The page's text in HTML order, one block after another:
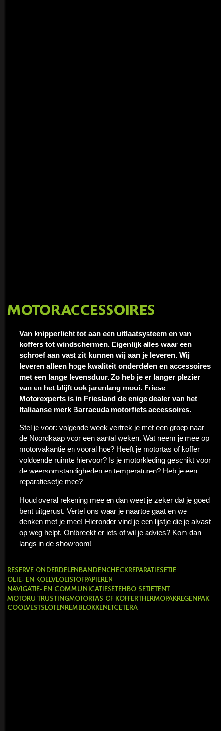
MOTORACCESSOIRES
Van knipperlicht tot aan een uitlaatsysteem en van
koffers tot windschermen. Eigenlijk alles waar een
schroef aan vast zit kunnen wij aan je leveren. Wij
leveren alleen hoge kwaliteit onderdelen en accessoires
met een lange levensduur. Zo heb je er langer plezier
van en het blijft ook jarenlang mooi. Friese
Motorexperts is in Friesland de enige dealer van het
Italiaanse merk Barracuda motorfiets accessoires.
Stel je voor: volgende week vertrek je met een groep naar
de Noordkaap voor een aantal weken. Wat neem je mee op
motorvakantie en vooral hoe? Heeft je motortas of koffer
voldoende ruimte hiervoor? Is je motorkleding geschikt voor
de weersomstandigheden en temperaturen? Heb je een
reparatiesetje mee?
Houd overal rekening mee en dan weet je zeker dat je goed
bent uitgerust. Vertel ons waar je naartoe gaat en we
denken met je mee! Hieronder vind je een lijstje die je alvast
op weg helpt. Ontbreekt er iets of wil je advies? Kom dan
langs in de showroom!
RESERVE ONDERDELEN BANDENCHECKREPARATIESETJE
OLIE- EN KOELVLOEISTOF PAPIEREN
NAVIGATIE- EN COMMUNICATIESETEHBO SETJETENT
MOTORUITRUSTINGMOTORTAS OF KOFFERTHERMOPAKREGENPAK
COOLVESTSLOTEN REMBLOKKEN ETCETERA